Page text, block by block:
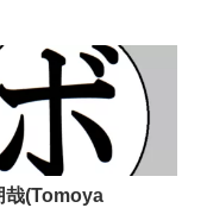
哉(Tomoya